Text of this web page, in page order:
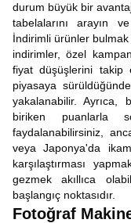
durum büyük bir
tabelalarını arayın
İndirimli ürünler
indirimler, özel
fiyat düşüşlerini takip
piyasaya
yakalanabilir. Ayrıca,
biriken puanlarla
faydalanabilirsiniz,
veya Japonya'da
karşılaştırması
gezmek akıllıca
başlangıç noktasıdır.
Fotoğraf